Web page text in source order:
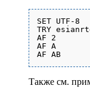
SET UTF-8
TRY
AF 2
AF A
Также см.